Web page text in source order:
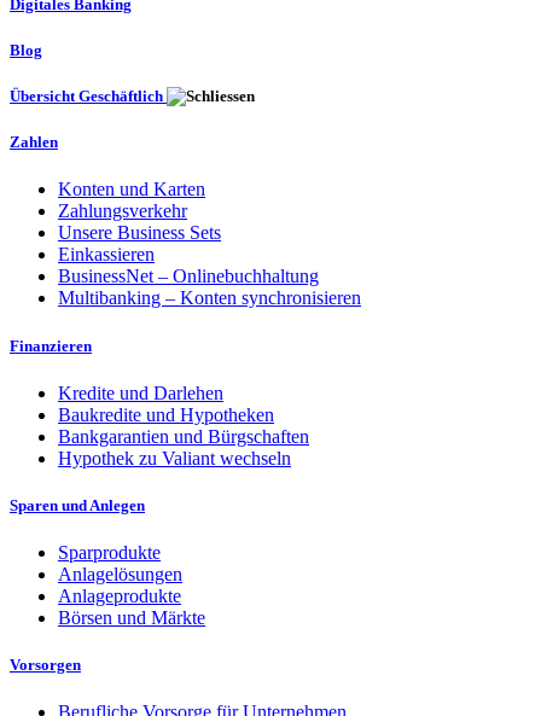
Digitales Banking
Blog
Übersicht Geschäftlich
Zahlen
Konten und Karten
Zahlungsverkehr
Unsere Business Sets
Einkassieren
BusinessNet – Onlinebuchhaltung
Multibanking – Konten synchronisieren
Finanzieren
Kredite und Darlehen
Baukredite und Hypotheken
Bankgarantien und Bürgschaften
Hypothek zu Valiant wechseln
Sparen und Anlegen
Sparprodukte
Anlagelösungen
Anlageprodukte
Börsen und Märkte
Vorsorgen